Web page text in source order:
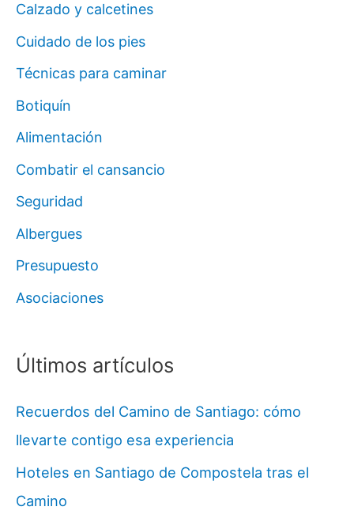
Calzado y calcetines
Cuidado de los pies
Técnicas para caminar
Botiquín
Alimentación
Combatir el cansancio
Seguridad
Albergues
Presupuesto
Asociaciones
Últimos artículos
Recuerdos del Camino de Santiago: cómo
llevarte contigo esa experiencia
Hoteles en Santiago de Compostela tras el
Camino